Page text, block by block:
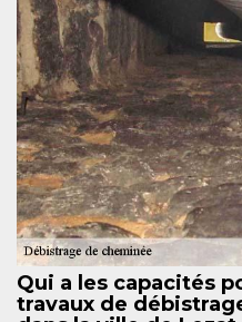
Qui a les capacités
travaux de